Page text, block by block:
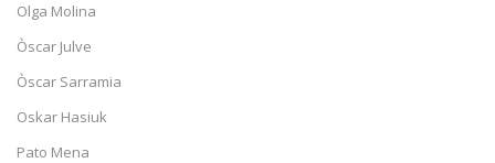
Olga Molina
Òscar Julve
Òscar Sarramia
Oskar Hasiuk
Pato Mena